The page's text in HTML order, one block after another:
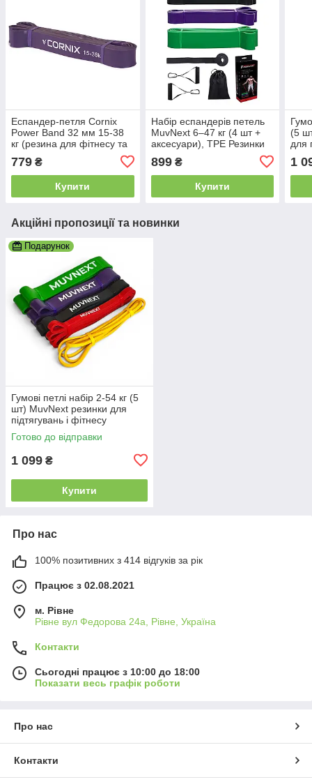
Еспандер-петля Cornix
Power Band 32 мм 15-38
кг (резина для фітнесу та
779 ₴
Купити
Набір еспандерів петель
MuvNext 6–47 кг (4 шт +
аксесуари), TPE Резинки
899₴
Купити
(5
для
1
Акційні пропозиції та новинки
Подарунок
Гумові петлі набір 2-54 кг (5
шт) MuvNext резинки для
підтягувань і фітнесу
Готово до відправки
1 099 ₴
Купити
Про нас
100% позитивних з 414 відгуків за рік
Працює з 02.08.2021
м. Рівне
Рівне вул Федорова 24а, Рівне, Україна
Контакти
Сьогодні працює з 10:00 до 18:00
Показати весь графік роботи
Про нас
Контакти